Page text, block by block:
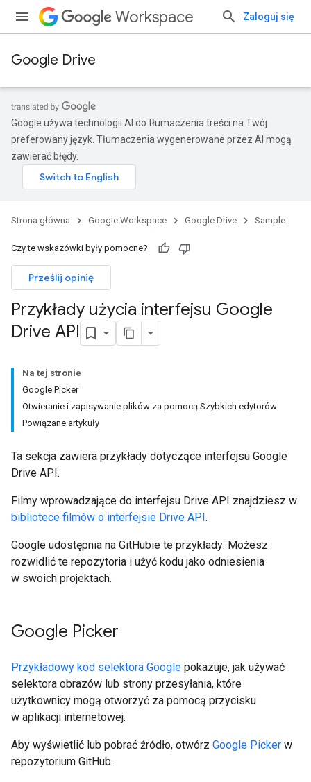
Workspace Zaloguj się
Google Drive
Google używa technologii AI do tłumaczenia treści na Twój
preferowany język. Tłumaczenia wygenerowane przez AI mogą
zawierać błędy.
Strona główna Google Workspace Google Drive Sample
Czy te wskazówki były pomocne?
Prześlij opinię
Przykłady użycia interfejsu Google
Drive API
Na tej stronie
Google Picker
Otwieranie i zapisywanie plików za pomocą Szybkich edytorów
Powiązane artykuły
Ta sekcja zawiera przykłady dotyczące interfejsu Google
Drive API.
Filmy wprowadzające do interfejsu Drive API znajdziesz w
bibliotece filmów o interfejsie Drive API.
Google udostępnia na GitHubie te przykłady: Możesz
rozwidlić te repozytoria i użyć kodu jako odniesienia
w swoich projektach.
Google Picker
Przykładowy kod selektora Google pokazuje, jak używać
selektora obrazów lub strony przesyłania, które
użytkownicy mogą otworzyć za pomocą przycisku
w aplikacji internetowej.
Aby wyświetlić lub pobrać źródło, otwórz Google Picker w
repozytorium GitHub.